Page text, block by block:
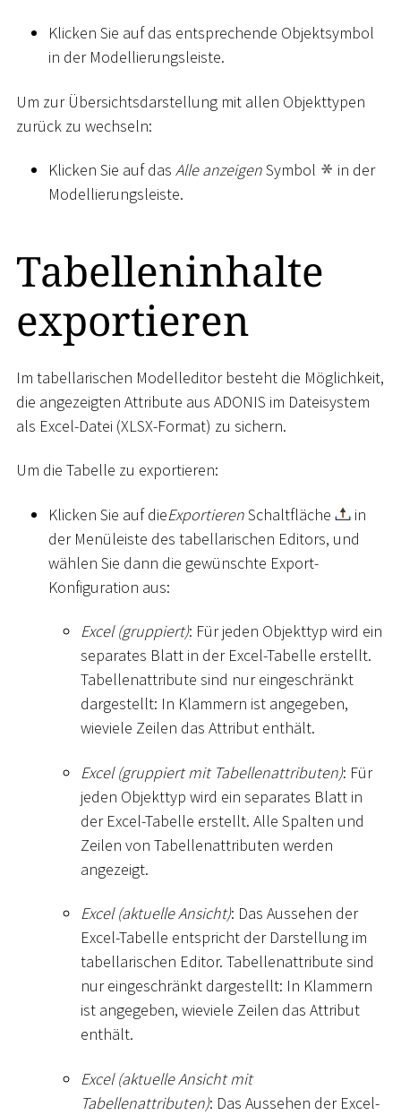
Klicken Sie auf das entsprechende Objektsymbol
in der Modellierungsleiste.
Um zur Übersichtsdarstellung mit allen Objekttypen
zurück zu wechseln:
Klicken Sie auf das Alle anzeigenSymbol
in der
Modellierungsleiste.
Tabelleninhalte
exportieren
Im tabellarischen Modelleditor besteht die Möglichkeit,
die angezeigten Attribute aus ADONIS im Dateisystem
als Excel-Datei (XLSX-Format) zu sichern.
Um die Tabelle zu exportieren:
Klicken Sie auf dieExportierenSchaltfläche
in
der Menüleiste des tabellarischen Editors, und
wählen Sie dann die gewünschte Export-
Konfiguration aus:
Excel (gruppiert): Für jeden Objekttyp wird ein
separates Blatt in der Excel-Tabelle erstellt.
Tabellenattribute sind nur eingeschränkt
dargestellt: In Klammern ist angegeben,
wieviele Zeilen das Attribut enthält.
Excel (gruppiert mit Tabellenattributen): Für
jeden Objekttyp wird ein separates Blatt in
der Excel-Tabelle erstellt. Alle Spalten und
Zeilen von Tabellenattributen werden
angezeigt.
Excel (aktuelle Ansicht): Das Aussehen der
Excel-Tabelle entspricht der Darstellung im
tabellarischen Editor. Tabellenattribute sind
nur eingeschränkt dargestellt: In Klammern
ist angegeben, wieviele Zeilen das Attribut
enthält.
Excel (aktuelle Ansicht mit
Tabellenattributen): Das Aussehen der Excel-